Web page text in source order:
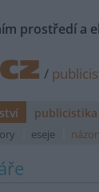
prostředí a
/
publicistika
eseje